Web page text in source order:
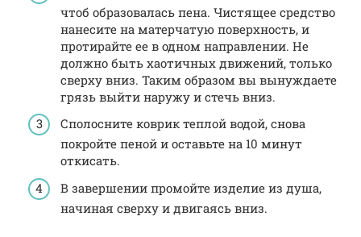
чтоб образовалась пена. Чистящее средство
нанесите на матерчатую поверхность, и
протирайте ее в одном направлении. Не
должно быть хаотичных движений, только
сверху вниз. Таким образом вы вынуждаете
грязь выйти наружу и стечь вниз.
Сполосните коврик теплой водой, снова
покройте пеной и оставьте на 10 минут
откисать.
В завершении промойте изделие из душа,
начиная сверху и двигаясь вниз.